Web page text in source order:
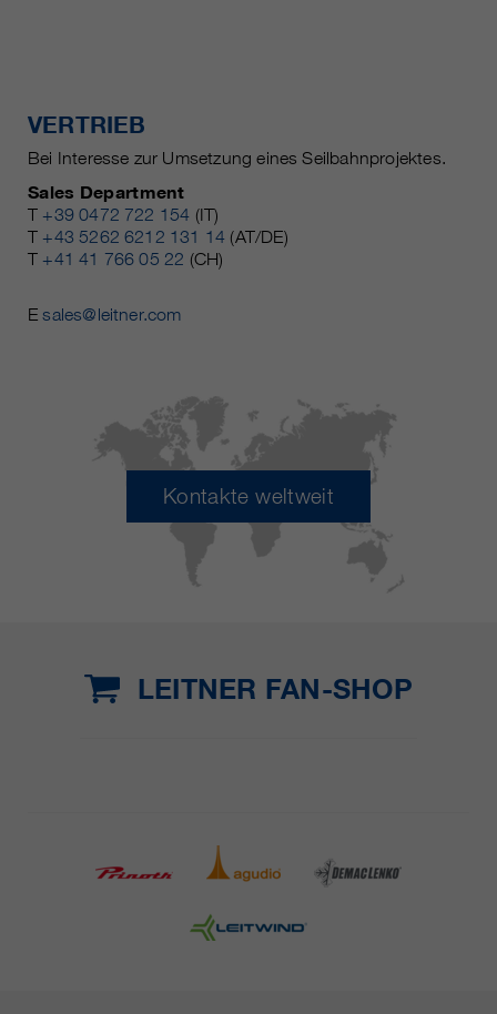
VERTRIEB
Bei Interesse zur Umsetzung eines Seilbahnprojektes.
Sales Department
T +39 0472 722 154 (IT)
T +43 5262 6212 131 14 (AT/DE)
T +41 41 766 05 22 (CH)
Esales@leitner.com
Kontakte weltweit
LEITNER FAN-SHOP